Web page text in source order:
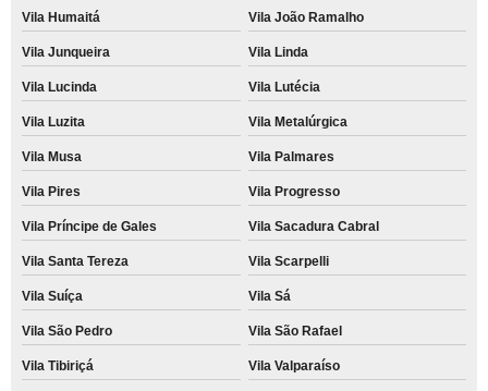
Vila Humaitá Vila João Ramalho
Vila Junqueira Vila Linda
Vila Lucinda Vila Lutécia
Vila Luzita Vila Metalúrgica
Vila Musa Vila Palmares
Vila Pires Vila Progresso
Vila Príncipe de Gales Vila Sacadura Cabral
Vila Santa Tereza Vila Scarpelli
Vila Suíça Vila Sá
Vila São Pedro Vila São Rafael
Vila Tibiriçá Vila Valparaíso